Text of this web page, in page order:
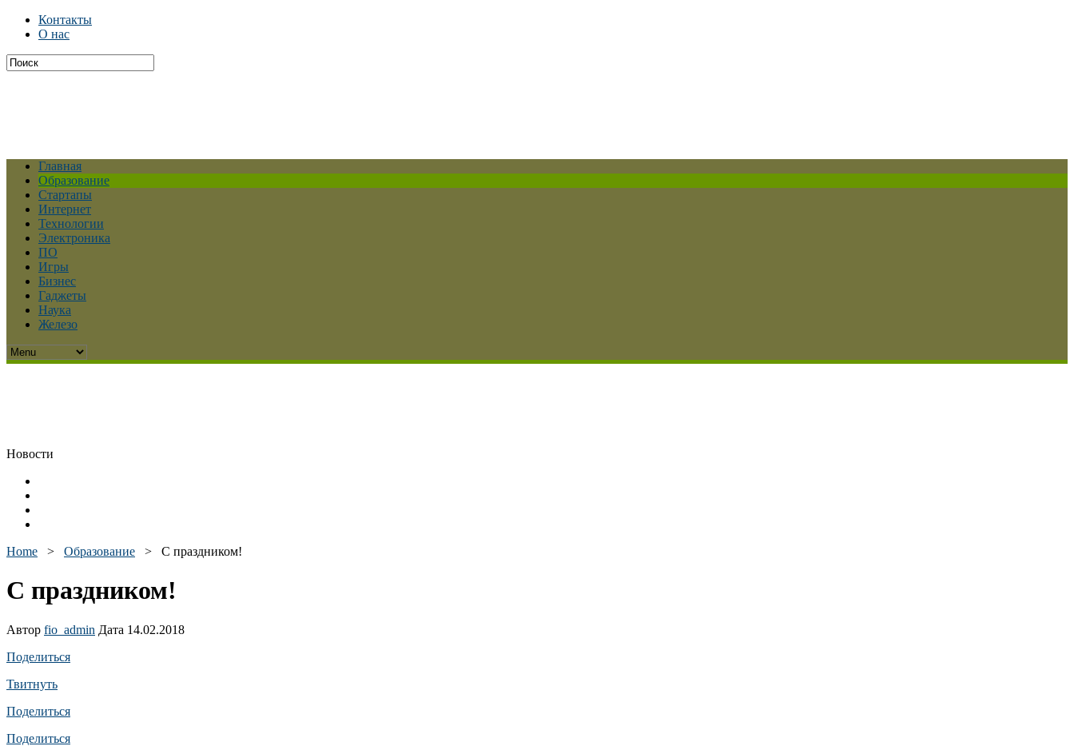
Контакты
О нас
Главная
Образование
Стартапы
Интернет
Технологии
Электроника
ПО
Игры
Бизнес
Гаджеты
Наука
Железо
Новости
Home > Образование > С праздником!
С праздником!
Автор fio_admin Дата 14.02.2018
Поделиться
Твитнуть
Поделиться
Поделиться